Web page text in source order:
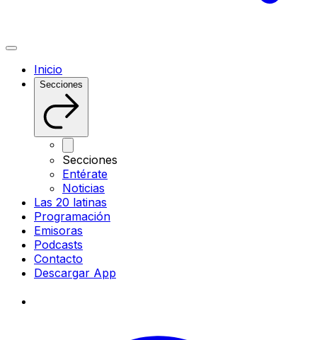
Inicio
Secciones
Secciones
Entérate
Noticias
Las 20 latinas
Programación
Emisoras
Podcasts
Contacto
Descargar App